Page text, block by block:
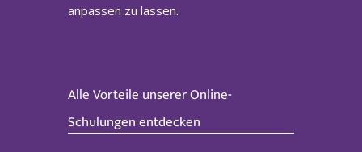
anpassen zu lassen.
Alle Vorteile unserer Online-
Schulungen entdecken